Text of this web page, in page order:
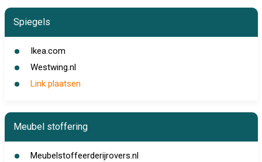
Spiegels
Ikea.com
Westwing.nl
Link plaatsen
Meubel stoffering
Meubelstoffeerderijrovers.nl